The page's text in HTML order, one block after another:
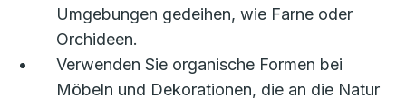
Umgebungen gedeihen, wie Farne oder
Orchideen.
Verwenden Sie organische Formen bei
Möbeln und Dekorationen, die an die Natur